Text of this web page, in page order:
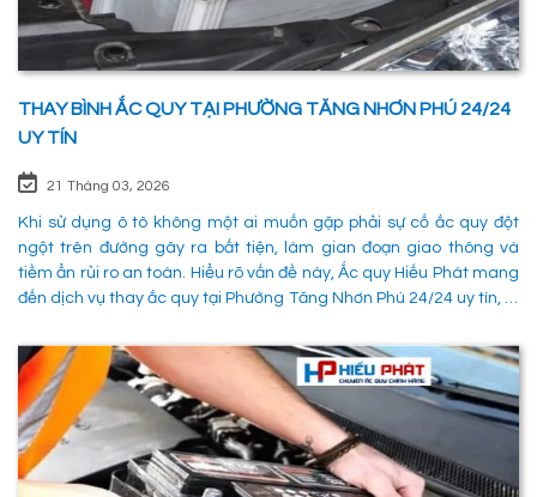
THAY BÌNH ẮC QUY TẠI PHƯỜNG TĂNG NHƠN PHÚ 24/24
UY TÍN
21 Tháng 03, 2026
Khi sử dụng ô tô không một ai muốn gặp phải sự cố ắc quy đột
ngột trên đường gây ra bất tiện, làm gian đoạn giao thông và
tiềm ẩn rủi ro an toàn. Hiểu rõ vấn đề này, Ắc quy Hiếu Phát mang
đến dịch vụ thay ắc quy tại Phường Tăng Nhơn Phú 24/24 uy tín, là
bảo an toàn cho các phường tiện và tiết kiệm thời gian cho người
sử dụng. 1. Các phương pháp khắc phục sự cố khi ắc quy hỏng tại
Phường Tăng Nhơn Phú Quận 9 Khi xe không thể khởi động do vấn
đề về điện, có rất nhiều ng